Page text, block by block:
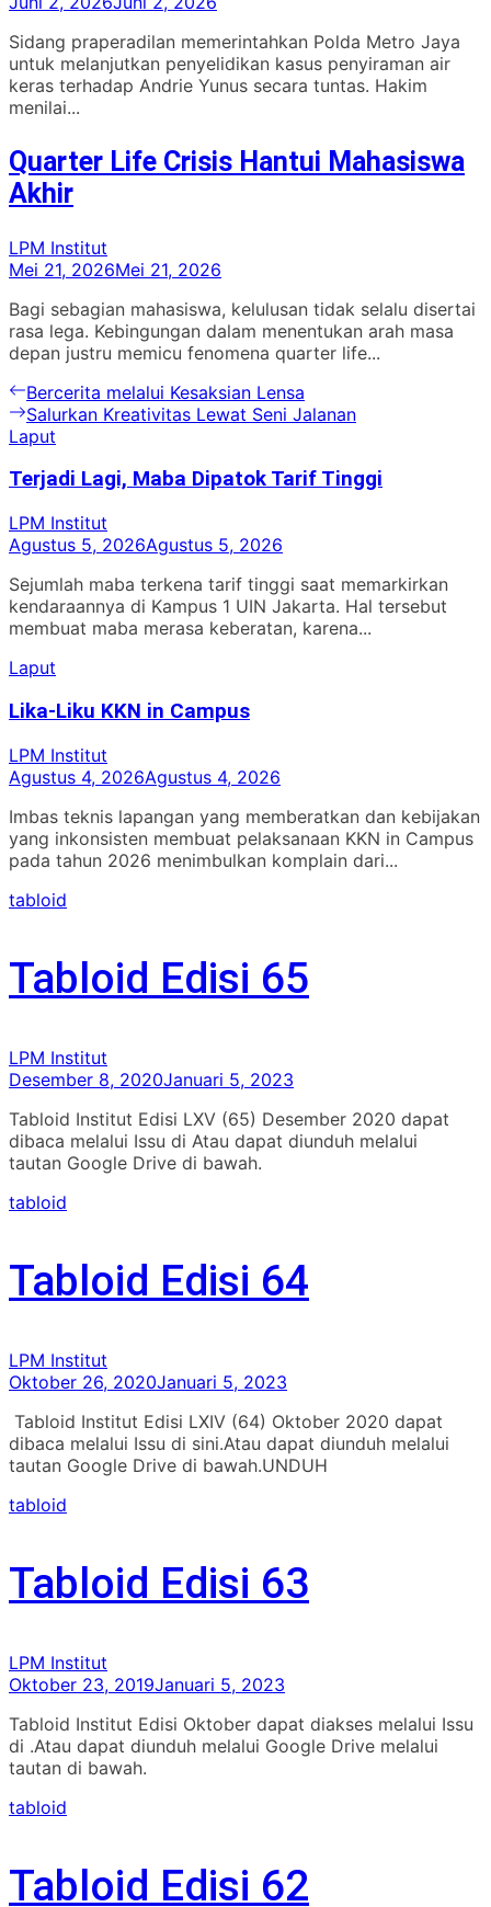
Sidang praperadilan memerintahkan Polda Metro Jaya
untuk melanjutkan penyelidikan kasus penyiraman air
keras terhadap Andrie Yunus secara tuntas. Hakim
menilai...
Quarter Life Crisis Hantui Mahasiswa
Akhir
LPM Institut
Mei 21, 2026Mei 21, 2026
Bagi sebagian mahasiswa, kelulusan tidak selalu disertai
rasa lega. Kebingungan dalam menentukan arah masa
depan justru memicu fenomena quarter life...
Navigasi
pos
Previous
post:
Bercerita melalui Kesaksian Lensa
Next
post:
Salurkan Kreativitas Lewat Seni Jalanan
Laput
Terjadi Lagi, Maba Dipatok Tarif Tinggi
LPM Institut
Agustus 5, 2026Agustus 5, 2026
Sejumlah maba terkena tarif tinggi saat memarkirkan
kendaraannya di Kampus 1 UIN Jakarta. Hal tersebut
membuat maba merasa keberatan, karena...
Laput
Lika-Liku KKN in Campus
LPM Institut
Agustus 4, 2026Agustus 4, 2026
Imbas teknis lapangan yang memberatkan dan kebijakan
yang inkonsisten membuat pelaksanaan KKN in Campus
pada tahun 2026 menimbulkan komplain dari...
tabloid
Tabloid Edisi 65
LPM Institut
Desember 8, 2020Januari 5, 2023
Tabloid Institut Edisi LXV (65) Desember 2020 dapat
dibaca melalui Issu di Atau dapat diunduh melalui
tautan Google Drive di bawah.
tabloid
Tabloid Edisi 64
LPM Institut
Oktober 26, 2020Januari 5, 2023
Tabloid Institut Edisi LXIV (64) Oktober 2020 dapat
dibaca melalui Issu di sini.Atau dapat diunduh melalui
tautan Google Drive di bawah.UNDUH
tabloid
Tabloid Edisi 63
LPM Institut
Oktober 23, 2019Januari 5, 2023
Tabloid Institut Edisi Oktober dapat diakses melalui Issu
di .Atau dapat diunduh melalui Google Drive melalui
tautan di bawah.
tabloid
Tabloid Edisi 62